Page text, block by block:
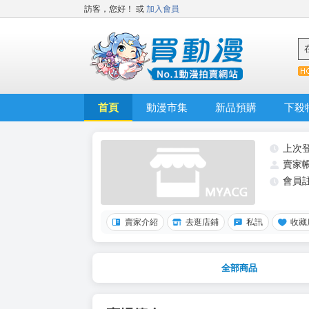
訪客，您好！ 或 加入會員
首頁 動漫市集 新品預購 下殺
上次
賣家
會員
賣家介紹 去逛店鋪 私訊 收藏
全部商品